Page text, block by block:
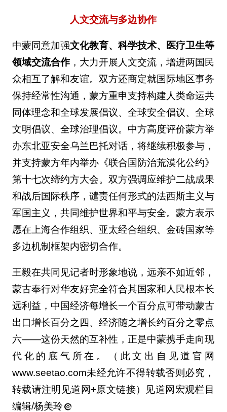
人文交流与多边协作
中蒙同意加强文化教育、科学技术、医疗卫生等
领域交流合作，大力开展人文交流，增进两国民
众相互了解和友谊。双方还商定就国际地区事务
保持经常性沟通，蒙方重申支持构建人类命运共
同体理念和全球发展倡议、全球安全倡议、全球
文明倡议、全球治理倡议。中方高度评价蒙方举
办东北亚安全乌兰巴托对话，将继续积极参与，
并支持蒙方年内举办《联合国防治荒漠化公约》
第十七次缔约方大会。双方强调应维护二战成果
和战后国际秩序，谴责任何形式的法西斯主义与
军国主义，共同维护世界和平与安全。蒙方表示
愿在上海合作组织、亚太经合组织、金砖国家等
多边机制框架内密切合作。
王毅在共同见记者时形象地说，远亲不如近邻，
蒙古奉行对华友好完全符合其国家和人民根本长
远利益，中国经济每增长一个百分点可带动蒙古
出口增长百分之四、经济随之增长约百分之零点
六——这份天然的互补性，正是中蒙携手走向现
代化的底气所在。（此文出自见道官网
www.seetao.com未经允许不得转载否则必究，
转载请注明见道网+原文链接）见道网宏观栏目
编辑/杨美玲